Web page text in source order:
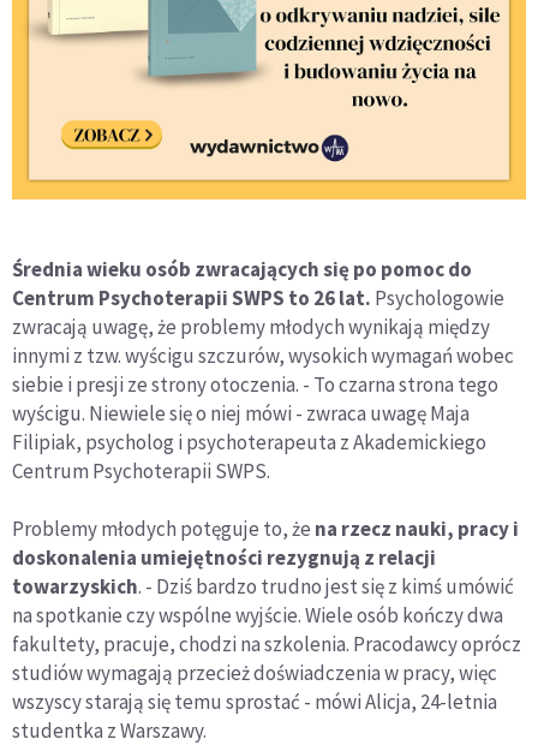
Średnia wieku osób zwracających się po pomoc do
Centrum Psychoterapii SWPS to 26 lat. Psychologowie
zwracają uwagę, że problemy młodych wynikają między
innymi z tzw. wyścigu szczurów, wysokich wymagań wobec
siebie i presji ze strony otoczenia. - To czarna strona tego
wyścigu. Niewiele się o niej mówi - zwraca uwagę Maja
Filipiak, psycholog i psychoterapeuta z Akademickiego
Centrum Psychoterapii SWPS.
Problemy młodych potęguje to, że na rzecz nauki, pracy i
doskonalenia umiejętności rezygnują z relacji
towarzyskich. - Dziś bardzo trudno jest się z kimś umówić
na spotkanie czy wspólne wyjście. Wiele osób kończy dwa
fakultety, pracuje, chodzi na szkolenia. Pracodawcy oprócz
studiów wymagają przecież doświadczenia w pracy, więc
wszyscy starają się temu sprostać - mówi Alicja, 24-letnia
studentka z Warszawy.